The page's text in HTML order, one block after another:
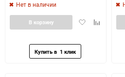
Нет в наличии
ДобавитьДобавить
В корзину